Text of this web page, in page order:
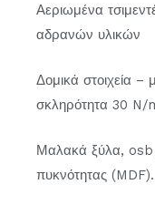
Αεριωμένα
αδρανών υλικών
Δομικά στοιχεία –
σκληρότητα 30 N/
Μαλακά ξύλα, osb
πυκνότητας (MDF).